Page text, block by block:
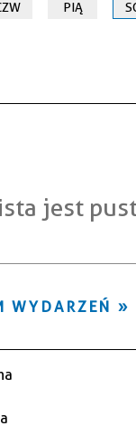
PIĄ
jest
WYDARZEŃ